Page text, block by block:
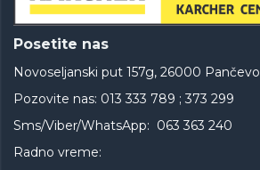
Posetite nas
Novoseljanski put 157g, 26000 Pančevo
Pozovite nas: 013 333 789 ; 373 299
Sms/Viber/WhatsApp: 063 363 240
Radno vreme: